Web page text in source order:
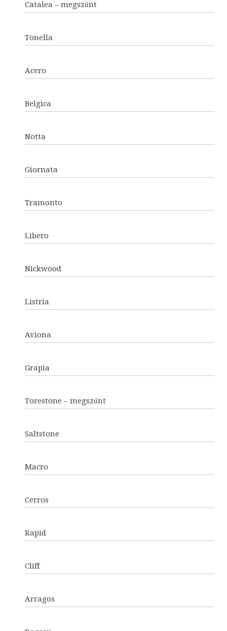
Catalea – megszűnt
Tonella
Acero
Belgica
Notta
Giornata
Tramonto
Libero
Nickwood
Listria
Aviona
Grapia
Torestone – megszűnt
Saltstone
Macro
Cerros
Rapid
Cliff
Arragos